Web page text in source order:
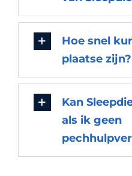
Hoe snel
plaatse zijn?
Kan
als ik geen